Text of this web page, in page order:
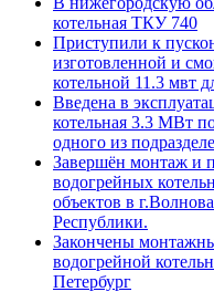
котельная ТКУ 740
Приступили к
изготовленной и
котельной 11.3 мвт
Введена в
котельная 3.3 МВт
одного из
Завершён монтаж и
водогрейных
объектов в
Республики.
Закончены
водогрейной
Петербург